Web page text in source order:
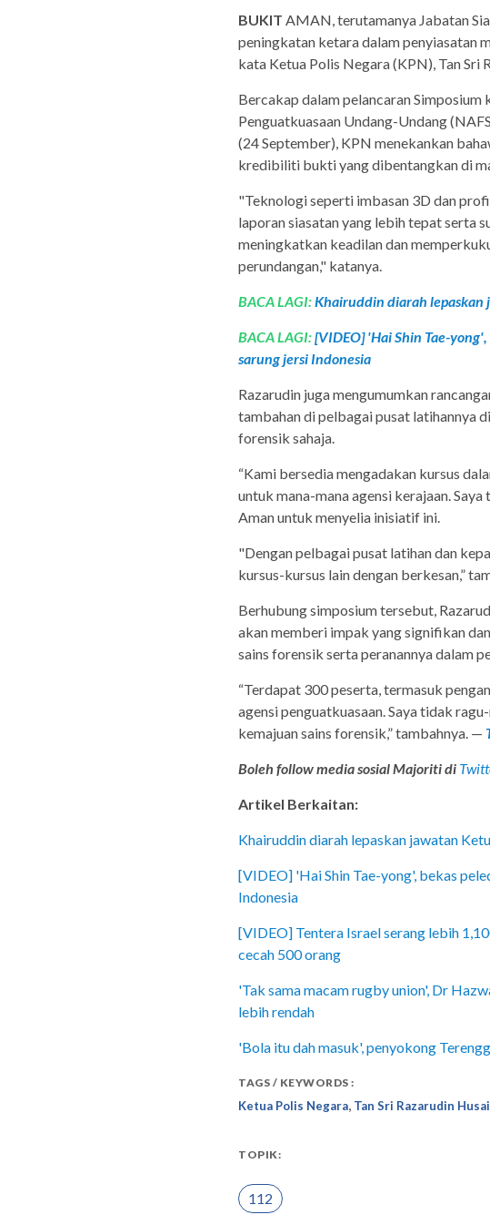
BUKIT AMAN, terutamanya Jabatan
peningkatan ketara dalam penyiasatan
kata Ketua Polis Negara (KPN), Tan Sri
Bercakap dalam pelancaran Simposium
Penguatkuasaan Undang-Undang
(24 September), KPN menekankan
kredibiliti bukti yang dibentangkan di
"Teknologi seperti imbasan 3D dan
laporan siasatan yang lebih tepat serta
meningkatkan keadilan dan
perundangan," katanya.
BACA LAGI:Khairuddin diarah lepaskan
BACA LAGI:[VIDEO] 'Hai Shin Tae-
sarung jersi Indonesia
Razarudin juga mengumumkan
tambahan di pelbagai pusat latihannya
forensik sahaja.
“Kami bersedia mengadakan kursus
untuk mana-mana agensi kerajaan.
Aman untuk menyelia inisiatif ini.
"Dengan pelbagai pusat latihan dan
kursus-kursus lain dengan berkesan,”
Berhubung simposium tersebut,
akan memberi impak yang signifikan
sains forensik serta peranannya dalam
“Terdapat 300 peserta, termasuk
agensi penguatkuasaan. Saya tidak
kemajuan sains forensik,” tambahnya. —
Boleh follow media sosial Majoriti di
Artikel Berkaitan:
Khairuddin diarah lepaskan jawatan
[VIDEO] 'Hai Shin Tae-yong', bekas
Indonesia
[VIDEO] Tentera Israel serang lebih
cecah 500 orang
'Tak sama macam rugby union', Dr
lebih rendah
'Bola itu dah masuk', penyokong
TAGS / KEYWORDS :
Ketua Polis Negara, Tan Sri Razarudin
TOPIK:
112